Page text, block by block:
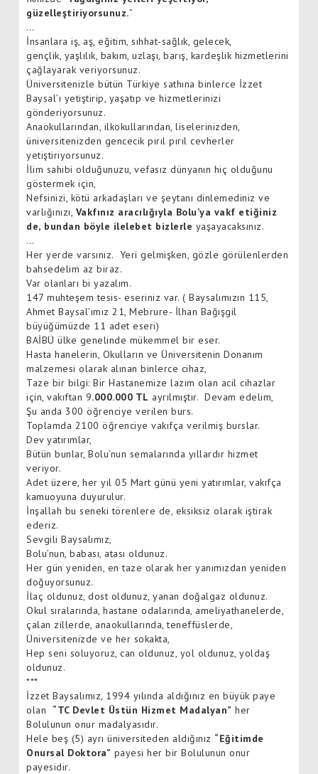
güzelleştiriyorsunuz.”
…
İnsanlara iş, aş, eğitim, sıhhat-sağlık, gelecek,
gençlik, yaşlılık, bakım, uzlaşı, barış, kardeşlik hizmetlerini
çağlayarak veriyorsunuz.
Üniversitenizle bütün Türkiye sathına binlerce İzzet
Baysal’ı yetiştirip, yaşatıp ve hizmetlerinizi
gönderiyorsunuz.
Anaokullarından, ilkokullarından, liselerinizden,
üniversitenizden gencecik pırıl pırıl cevherler
yetiştiriyorsunuz.
İlim sahibi olduğunuzu, vefasız dünyanın hiç olduğunu
göstermek için,
Nefsinizi, kötü arkadaşları ve şeytanı dinlemediniz ve
varlığınızı, Vakfınız aracılığıyla Bolu’ya vakf etiğiniz
de, bundan böyle ilelebet bizlerle yaşayacaksınız.
…
Her yerde varsınız. Yeri gelmişken, gözle görülenlerden
bahsedelim az biraz.
Var olanları bi yazalım.
147 muhteşem tesis- eseriniz var. ( Baysalımızın 115,
Ahmet Baysal’ımız 21, Mebrure- İlhan Bağışgil
büyüğümüzde 11 adet eseri)
BAİBÜ ülke genelinde mükemmel bir eser.
Hasta hanelerin, Okulların ve Üniversitenin Donanım
malzemesi olarak alınan binlerce cihaz,
Taze bir bilgi: Bir Hastanemize lazım olan acil cihazlar
için, vakıftan 9.000.000 TL ayrılmıştır. Devam edelim,
Şu anda 300 öğrenciye verilen burs.
Toplamda 2100 öğrenciye vakıfça verilmiş burslar.
Dev yatırımlar,
Bütün bunlar, Bolu’nun semalarında yıllardır hizmet
veriyor.
Adet üzere, her yıl 05 Mart günü yeni yatırımlar, vakıfça
kamuoyuna duyurulur.
İnşallah bu seneki törenlere de, eksiksiz olarak iştirak
ederiz.
Sevgili Baysalımız,
Bolu’nun, babası, atası oldunuz.
Her gün yeniden, en taze olarak her yanımızdan yeniden
doğuyorsunuz.
İlaç oldunuz, dost oldunuz, yanan doğalgaz oldunuz.
Okul sıralarında, hastane odalarında, ameliyathanelerde,
çalan zillerde, anaokullarında, teneffüslerde,
Üniversitenizde ve her sokakta,
Hep seni soluyoruz, can oldunuz, yol oldunuz, yoldaş
oldunuz.
***
İzzet Baysalımız, 1994 yılında aldığınız en büyük paye
olan “TC Devlet Üstün Hizmet Madalyan” her
Bolulunun onur madalyasıdır.
Hele beş (5) ayrı üniversiteden aldığınız “Eğitimde
Onursal Doktora” payesi her bir Bolulunun onur
payesidir.